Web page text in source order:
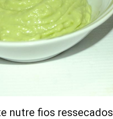
nutre fios ressecados